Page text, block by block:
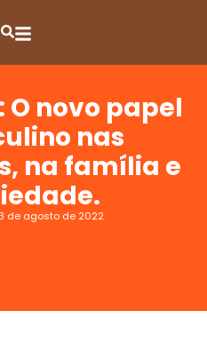
novo papel
nas
na família e
de agosto de 2022